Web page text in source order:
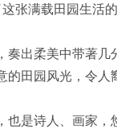
张满载田园生活
奏出柔美中带著几
田园风光，令人
也是诗人、画家，